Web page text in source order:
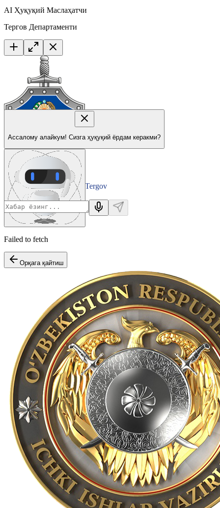
AI Ҳуқуқий Маслаҳатчи
Тергов Департаменти
Tergov
Departamenti
Ассалому алайкум! Сизга ҳуқуқий ёрдам керакми?
Failed to fetch
Орқага қайтиш